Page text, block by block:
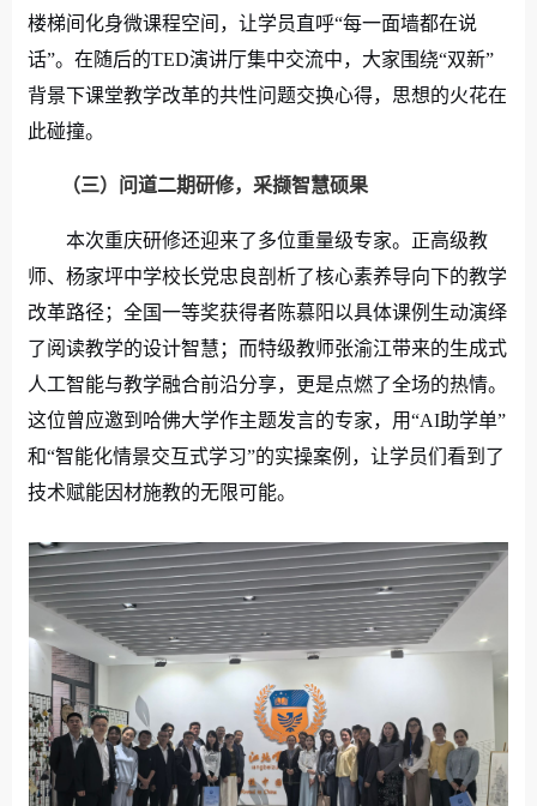
楼梯间化身微课程空间，让学员直呼“每一面墙都在说
话”。在随后的TED演讲厅集中交流中，大家围绕“双新”
背景下课堂教学改革的共性问题交换心得，思想的火花在
此碰撞。
（三） 问道二期研修，采撷智慧硕果
本次重庆研修还迎来了多位重量级专家。正高级教
师、杨家坪中学校长党忠良剖析了核心素养导向下的教学
改革路径；全国一等奖获得者陈慕阳以具体课例生动演绎
了阅读教学的设计智慧；而特级教师张渝江带来的生成式
人工智能与教学融合前沿分享，更是点燃了全场的热情。
这位曾应邀到哈佛大学作主题发言的专家，用“AI助学单”
和“智能化情景交互式学习”的实操案例，让学员们看到了
技术赋能因材施教的无限可能。